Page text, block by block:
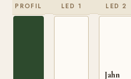
PROFIL LED 1 LED 2
Jahn